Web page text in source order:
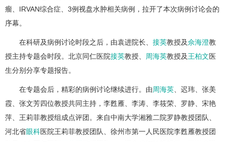
瘤、IRVAN综合症、3例视盘水肿相关病例，拉开了本次病例讨论会的
序幕。
在科研及病例讨论时段之后，由袁进院长、 接英教授及佘海澄教
授主持专题会时段。北京同仁医院接英教授、 周海英教授及王柏文医
生分别分享专题报告。
在专题会后，精彩的病例讨论继续进行。由周海英、迟玮、张美
霞、张文芳四位教授共同主持，李甦雁、李涛、李筱荣、罗静、宋艳
萍、王莉菲教授组成点评团。来自中南大学湘雅二院罗静教授团队、
河北省眼科医院王莉菲教授团队、徐州市第一人民医院李甦雁教授团